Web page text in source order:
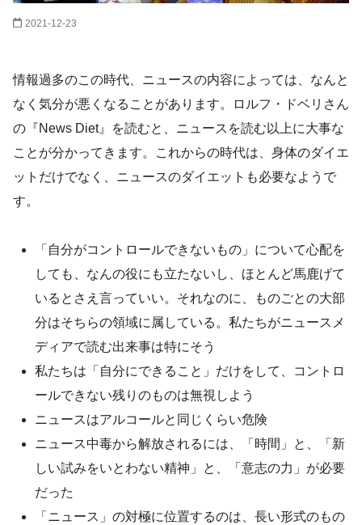
2021-12-23
情報過多のこの時代、ニュースの内容によっては、なんと
なく気分が悪くなることがあります。ロルフ・ドベリさん
の『News Diet』を読むと、ニュースを読む以上に大事な
ことが分かってきます。これからの時代は、身体のダイエ
ットだけでなく、ニュースのダイエットも必要なようで
す。
「自分がコントロールできないもの」について心配を
しても、なんの役にも立たないし、ほとんど馬鹿げて
いるとさえ言っていい。それなのに、ものごとの大部
分はそちらの領域に属している。私たちがニュースメ
ディアで読む出来事は特にそう
私たちは「自分にできること」だけをして、コントロ
ールできない残りのものは無視しよう
ニュースはアルコールと同じくらい危険
ニュース中毒から解放されるには、「時間」と、「新
しい試みをいとわない精神」と、「意志の力」が必要
だった
「ニュース」の対極に位置するのは、長い形式のもの